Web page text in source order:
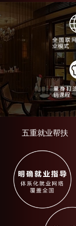
五重就业帮扶